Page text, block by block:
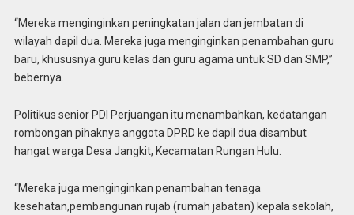
“Mereka menginginkan peningkatan jalan dan jembatan di
wilayah dapil dua. Mereka juga menginginkan penambahan guru
baru, khususnya guru kelas dan guru agama untuk SD dan SMP,”
bebernya.
Politikus senior PDI Perjuangan itu menambahkan, kedatangan
rombongan pihaknya anggota DPRD ke dapil dua disambut
hangat warga Desa Jangkit, Kecamatan Rungan Hulu.
“Mereka juga menginginkan penambahan tenaga
kesehatan,pembangunan rujab (rumah jabatan) kepala sekolah,